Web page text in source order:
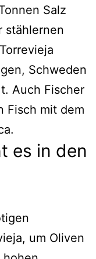
Salz
stählernen
Schweden
Auch Fischer
Fisch mit dem
es in den
um Oliven